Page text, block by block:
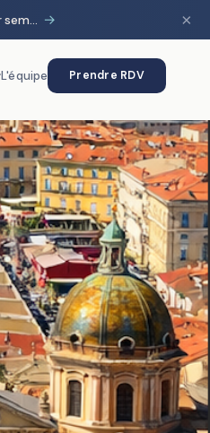
HubSpot & IA : le guide pour gagner 10 heures par semaine → ×
L'équipe Prendre RDV